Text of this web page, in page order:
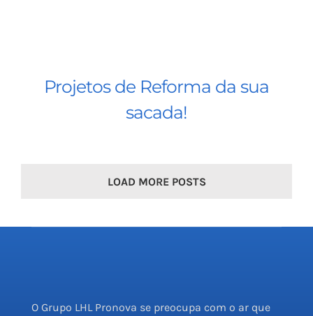
Projetos de Reforma da sua
sacada!
LOAD MORE POSTS
O Grupo LHL Pronova se preocupa com o ar que